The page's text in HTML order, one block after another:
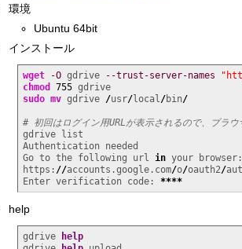
環境
Ubuntu 64bit
インストール
wget -O gdrive --trust-server-names
chmod
755
sudo mv gdrive /usr/local /bin/
# 初回はログイン用URLが表示されるので、ブラ
gdrive list
Authentication needed
Go to the following url in your browser:
https: //accounts.google.com/o/oauth2/
Enter verification code: ****
help
gdrive
help